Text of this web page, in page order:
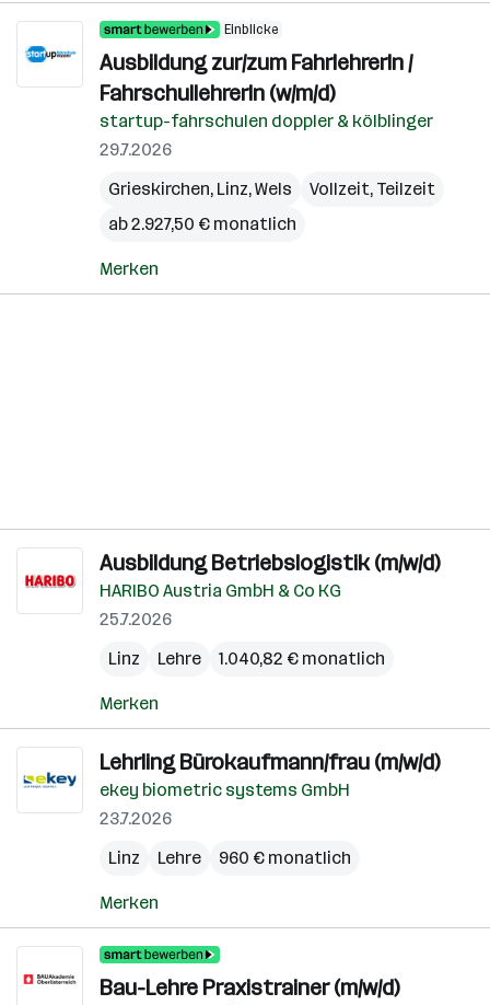
Einblicke
Ausbildung zur/zum FahrlehrerIn /
FahrschullehrerIn (w/m/d)
startup-fahrschulen doppler & kölblinger
29.7.2026
Grieskirchen, Linz,Wels
Vollzeit, Teilzeit
ab 2.927,50 € monatlich
Merken
Ausbildung Betriebslogistik (m/w/d)
HARIBO Austria GmbH & Co KG
25.7.2026
Linz
Lehre 1.040,82 € monatlich
Merken
Lehrling Bürokaufmann/frau (m/w/d)
ekey biometric systems GmbH
23.7.2026
Linz
Lehre 960 € monatlich
Merken
Bau-Lehre Praxistrainer (m/w/d)